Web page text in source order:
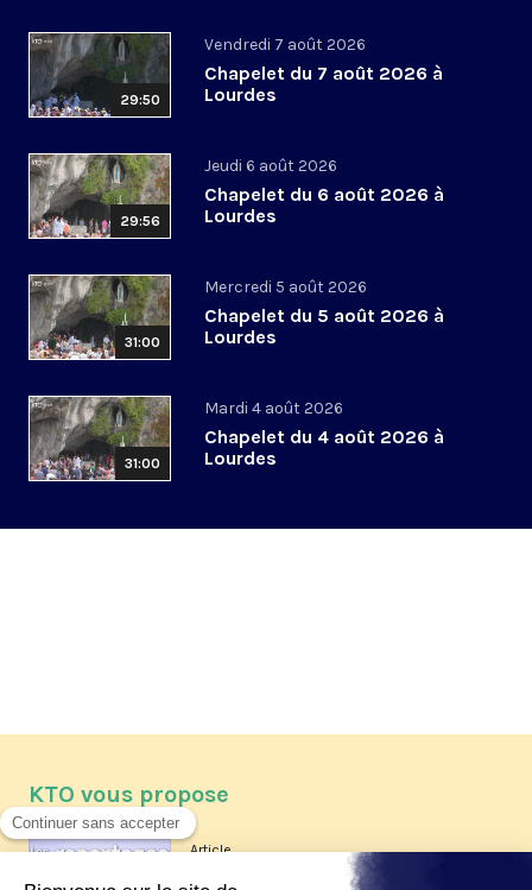
29:50
Vendredi 7 août 2026
Chapelet du 7 août 2026 à
Lourdes
29:56
Jeudi 6 août 2026
Chapelet du 6 août 2026 à
Lourdes
31:00
Mercredi 5 août 2026
Chapelet du 5 août 2026 à
Lourdes
31:00
Mardi 4 août 2026
Chapelet du 4 août 2026 à
Lourdes
KTO vous propose
Article
Les reportages d'été 2026 de KTO